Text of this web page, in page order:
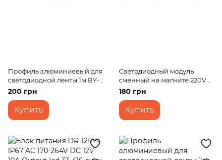
Профиль алюминиевый для
светодиодной ленты 1м BY-
038
200 грн
Купить
Светодиодный модуль
сменный на магните 220V
12W SMD 5730 NW IP20 (LW-
03/24)
180 грн
Купить